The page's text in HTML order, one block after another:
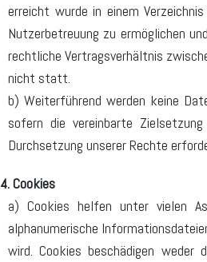
erreicht wurde in einem
Nutzerbetreuung zu ermöglichen
rechtliche Vertragsverhältnis
nicht statt.
b) Weiterführend werden keine
sofern die vereinbarte
Durchsetzung unserer Rechte
4. Cookies
a) Cookies helfen unter vielen
alphanumerische
wird. Cookies beschädigen